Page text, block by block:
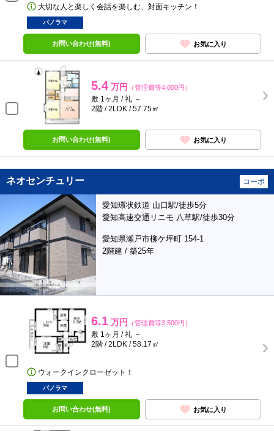
大切な人と楽しく会話を楽しむ、対面キッチン！
パノラマ
お問い合わせ(無料) お気に入り
5.4 万円 （管理費等4,000円）
敷 1ヶ月 / 礼 －
2階 / 2LDK / 57.75㎡
お問い合わせ(無料) お気に入り
ネオセンチュリー コーポ
愛知環状鉄道 山口駅/徒歩5分
愛知高速交通リニモ 八草駅/徒歩30分
愛知県瀬戸市柳ケ坪町 154-1
2階建 / 築25年
6.1 万円 （管理費等3,500円）
敷 1ヶ月 / 礼 －
2階 / 2LDK / 58.17㎡
ウォークインクローゼット！
パノラマ
お問い合わせ(無料) お気に入り